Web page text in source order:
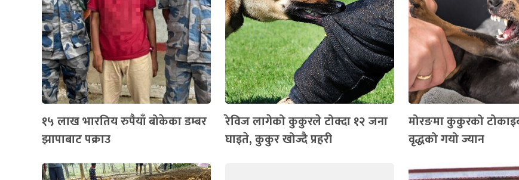
१५ लाख भारतिय रुपैयाँ बोकेका डम्बर
झापाबाट पक्राउ
रेविज लागेको कुकुरले टोक्दा १२ जना
घाइते, कुकुर खोज्दै प्रहरी
मोरङमा कुकुरको
वृद्धको गयो ज्यान